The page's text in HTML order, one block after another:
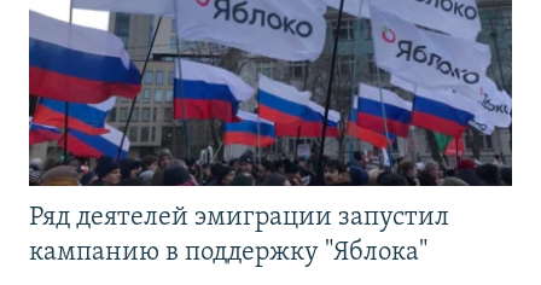
Ряд деятелей эмиграции запустил
кампанию в поддержку "Яблока"